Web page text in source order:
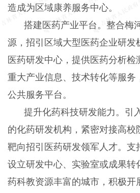
造成为区域康养服务中心。
搭建医药产业平台。整合梅
源，招引区域大型医药企业研发
医药研发中心，提供医药分析检
重大产业信息、技术转化等服务
公共服务平台。
提升化药科技研发能力。引
的化药研发机构，紧密对接高校
靶向招引医药研发领军人才。支
设立研发中心、实验室或成果转
药科教资源丰富的城市，积极开